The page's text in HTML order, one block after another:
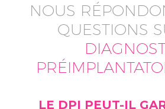
NOUS
QUESTIONS
LE DPI PEUT-IL